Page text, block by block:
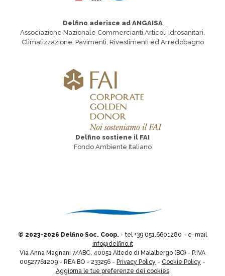
Delfino aderisce ad ANGAISA
Associazione Nazionale Commercianti Articoli Idrosanitari,
Climatizzazione, Pavimenti, Rivestimenti ed Arredobagno
Delfino sostiene il FAI
Fondo Ambiente Italiano
© 2023-2026 Delfino Soc. Coop. - tel +39 051.6601280 - e-mail
info@delfino.it
Via Anna Magnani 7/ABC, 40051 Altedo di Malalbergo (BO) - P.IVA
00527761209 - REA BO - 233256 - Privacy Policy - Cookie Policy -
Aggiorna le tue preferenze dei cookies